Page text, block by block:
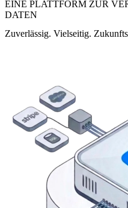
EINE PLATTFORM ZUR
DATEN
Zuverlässig. Vielseitig.